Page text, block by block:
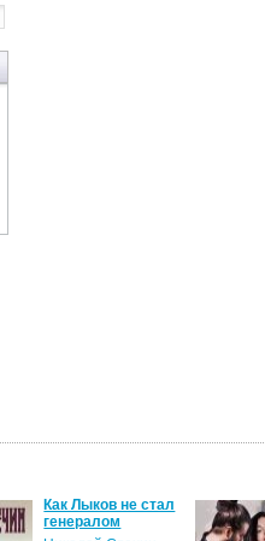
Как Лыков не стал
генералом